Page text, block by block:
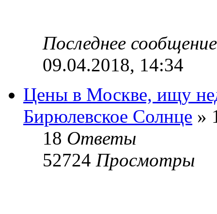
Последнее
09.04.2018, 14:34
Цены в Москве, ищу
Бирюлевское Солнце »
18 Ответы
52724 Просмотры